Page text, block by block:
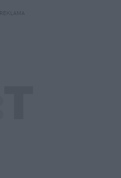
REKLAMA